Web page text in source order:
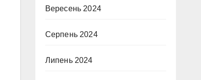
Вересень 2024
Серпень 2024
Липень 2024